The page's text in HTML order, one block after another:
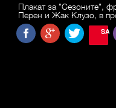
Плакат за "Сезоните",
Перен и Жак Клузо, в
SAVE